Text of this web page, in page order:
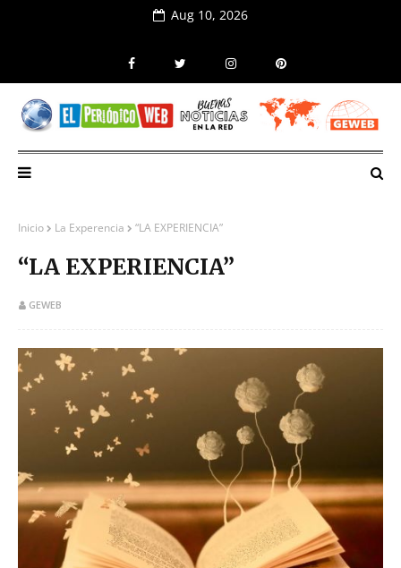
Aug 10, 2026
Inicio La Experencia “LA EXPERIENCIA”
“LA EXPERIENCIA”
GEWEB